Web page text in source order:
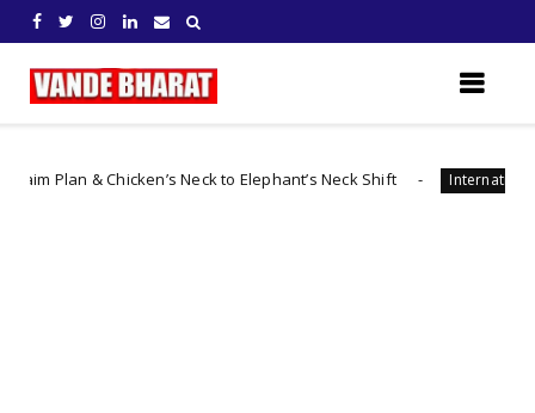
Chicken’s Neck to Elephant’s Neck Shift International చైనా